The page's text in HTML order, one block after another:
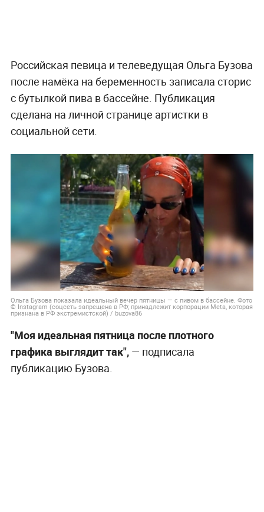
Российская певица и телеведущая Ольга Бузова
после намёка на беременность записала сторис
с бутылкой пива в бассейне. Публикация
сделана на личной странице артистки в
социальной сети.
Ольга Бузова показала идеальный вечер пятницы — с пивом в бассейне. Фото
© Instagram (соцсеть запрещена в РФ; принадлежит корпорации Meta, которая
признана в РФ экстремистской) / buzova86
"Моя идеальная пятница после плотного
графика выглядит так",— подписала
публикацию Бузова.